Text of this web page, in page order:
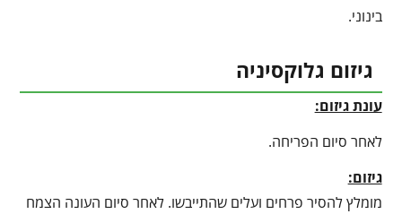
בינוני.
גיזום גלוקסיניה
עונת גיזום:
לאחר סיום הפריחה.
גיזום:
מומלץ להסיר פרחים ועלים שהתייבשו. לאחר סיום העונה הצמח